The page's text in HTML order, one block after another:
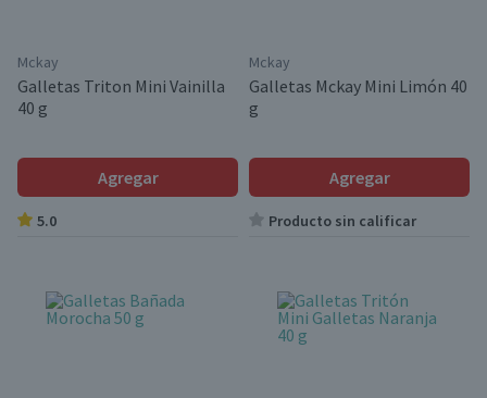
Mckay
Galletas Triton Mini Vainilla
40 g
Agregar
5.0
Mckay
Galletas Mckay Mini Limón 40
g
Agregar
Producto sin calificar